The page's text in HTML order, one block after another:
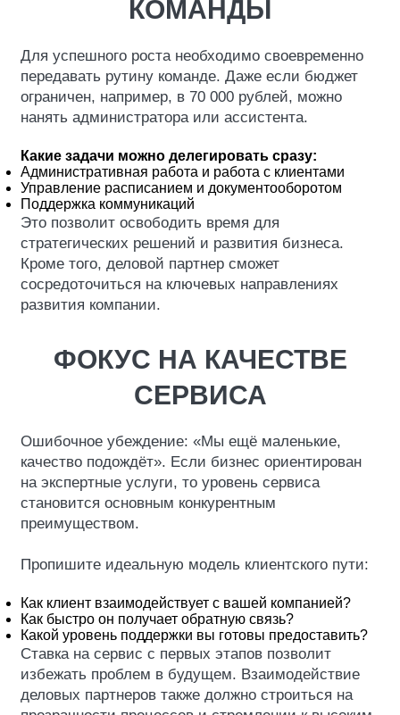
КОМАНДЫ
Для успешного роста необходимо своевременно
передавать рутину команде. Даже если бюджет
ограничен, например, в 70 000 рублей, можно
нанять администратора или ассистента.
Какие задачи можно делегировать сразу:
Административная работа и работа с клиентами
Управление расписанием и документооборотом
Поддержка коммуникаций
Это позволит освободить время для
стратегических решений и развития бизнеса.
Кроме того, деловой партнер сможет
сосредоточиться на ключевых направлениях
развития компании.
ФОКУС НА КАЧЕСТВЕ
СЕРВИСА
Ошибочное убеждение: «Мы ещё маленькие,
качество подождёт». Если бизнес ориентирован
на экспертные услуги, то уровень сервиса
становится основным конкурентным
преимуществом.
Пропишите идеальную модель клиентского пути:
Как клиент взаимодействует с вашей компанией?
Как быстро он получает обратную связь?
Какой уровень поддержки вы готовы предоставить?
Ставка на сервис с первых этапов позволит
избежать проблем в будущем. Взаимодействие
деловых партнеров также должно строиться на